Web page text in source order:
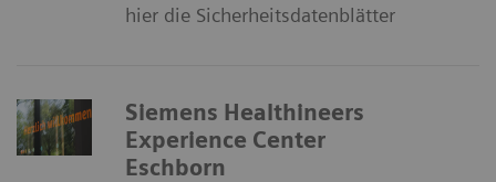
hier die Sicherheitsdatenblätter
Siemens Healthineers
Experience Center
Eschborn